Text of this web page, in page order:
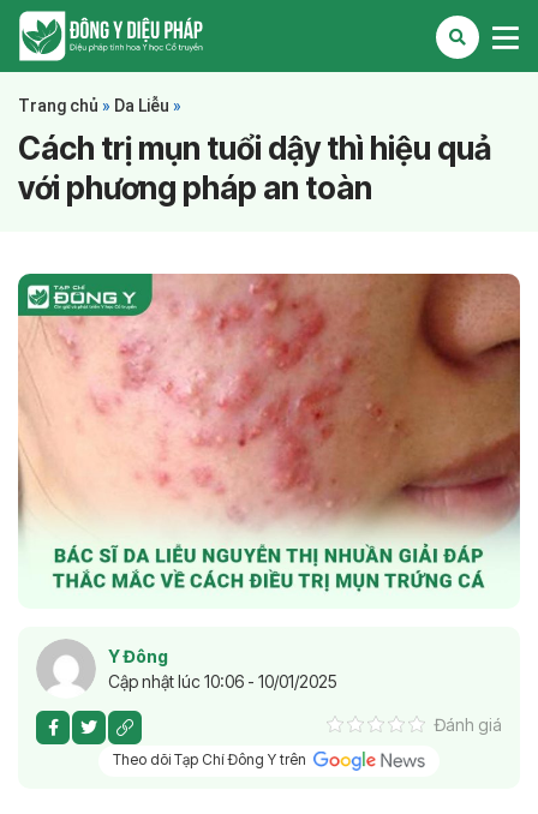
Trang chủ » Da Liễu »
Cách trị mụn tuổi dậy thì hiệu quả
với phương pháp an toàn
Y Đông
Cập nhật lúc 10:06 - 10/01/2025
Đánh giá
Theo dõi Tạp Chí Đông Y trên